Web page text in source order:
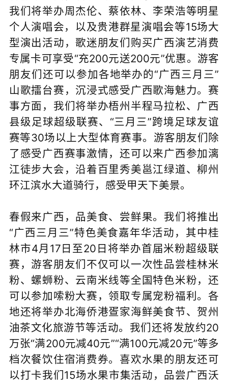
我们将举办周杰伦、蔡依林、李荣浩等明星
个人演唱会，以及贵港群星演唱会等15场大
型演出活动，歌迷朋友们购买广西演艺消费
专属卡可享受“充200元送200元”优惠。游客
朋友们还可以参加各地举办的“广西三月三”
山歌擂台赛，沉浸式感受广西歌海魅力。赛
事方面，我们将举办梧州半程马拉松、广西
县级足球超级联赛、“三月三”跨境足球友谊
赛等30场以上大型体育赛事。游客朋友们除
了感受广西赛事激情，还可以来广西参加漓
江徒步大会，沿着百里秀美邕江绿道、柳州
环江滨水大道骑行，感受甲天下美景。
春假来广西，品美食、尝鲜果。我们将推出
“广西三月三”特色美食嘉年华活动，其中桂
林市4月17日至20日将举办首届米粉超级联
赛，游客朋友们不仅可以一次性品尝桂林米
粉、螺蛳粉、云南米线等全国特色米粉，还
可以参加嗦粉大赛，领取专属宠粉福利。各
地还将举办北海侨港疍家海鲜美食节、贺州
油茶文化旅游节等活动。我们还将发放约20
万张“满200元减40元”“满100元减20元”等多
档次餐饮住宿消费券。喜欢水果的朋友还可
以打卡我们15场水果市集活动，品尝广西沃